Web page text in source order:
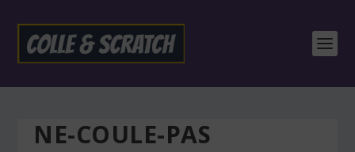
NE-COULE-PAS